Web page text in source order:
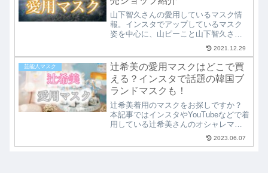
山下智久さんの愛用しているマスク情
報。インスタでアップしているマスク
姿を中心に、山ピーこと山下智久さん
の着用しているマスクの種類やブラン
ド名、メーカーなどを調査。販売され
ている購入可能なショップも紹介して
います。山Pの探していたマスク情報は
ココにあります。
2021.12.29
芸能人マスク
辻希美の愛用マスクはどこで買
える？インスタで話題の韓国ブ
ランドマスクも！
辻希美着用のマスクをお探しですか？
本記事ではインスタやYouTubeなどで着
用している辻希美さんのオシャレマス
クや可愛いマスクのブランド名や販売
ショップ、通販での購入方法などを調
2023.06.07